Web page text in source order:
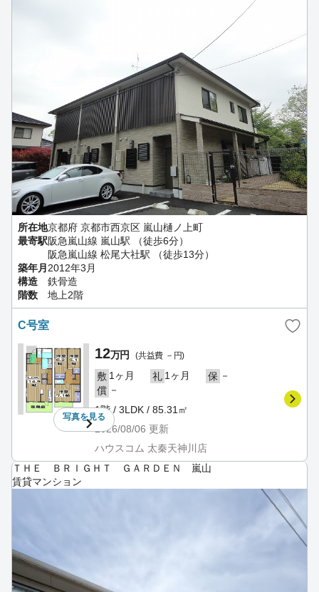
所在地京都府 京都市西京区 嵐山樋ノ上町
最寄駅阪急嵐山線 嵐山駅 （徒歩6分）
阪急嵐山線 松尾大社駅 （徒歩13分）
築年月2012年3月
構造
鉄骨造
階数
地上2階
C号室
写真を見る
12万円 (共益費 －円)
敷 1ヶ月 礼 1ヶ月 保 －
償 －
1階 / 3LDK / 85.31㎡
2026/08/06 更新
ハウスコム 太秦天神川店
ＴＨＥ ＢＲＩＧＨＴ ＧＡＲＤＥＮ 嵐山
賃貸マンション